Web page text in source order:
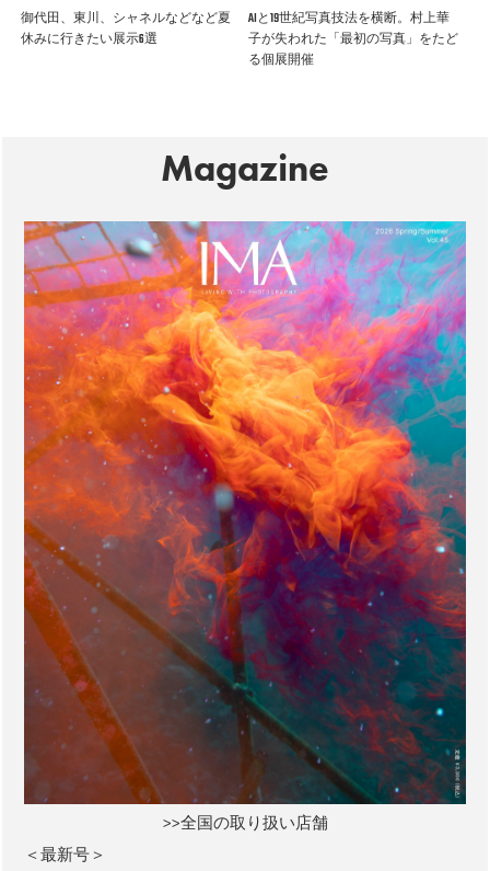
御代田、東川、シャネルなどなど夏
休みに行きたい展示6選
AIと19世紀写真技法を横断。村上華
子が失われた「最初の写真」をたど
る個展開催
Magazine
>>全国の取り扱い店舗
＜最新号＞